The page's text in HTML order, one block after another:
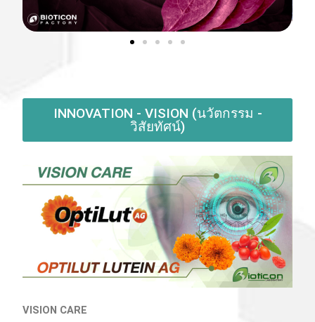
INNOVATION - VISION (นวัตกรรม -
วิสัยทัศน์)
VISION CARE